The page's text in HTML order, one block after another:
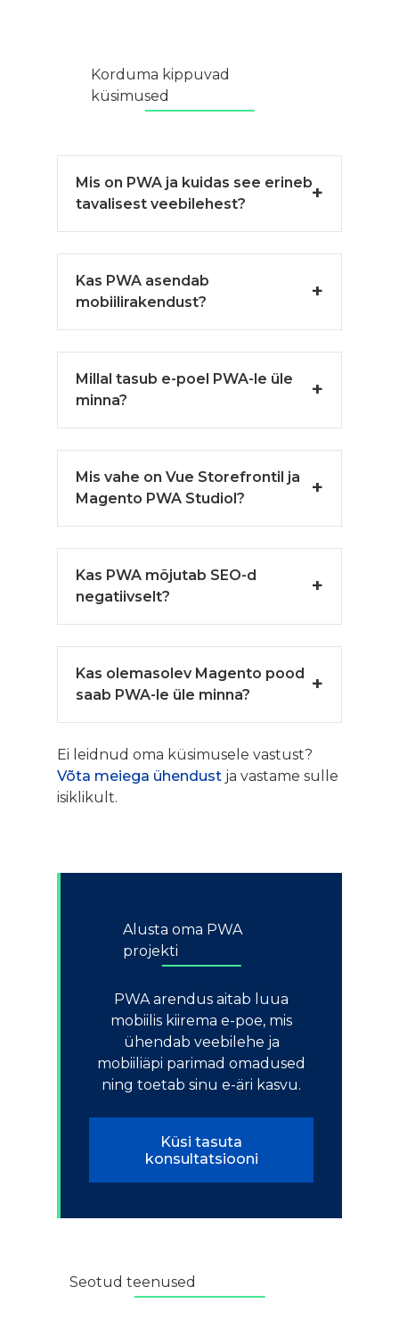
Korduma kippuvad
küsimused
Mis on PWA ja kuidas see erineb
tavalisest veebilehest?
Kas PWA asendab
mobiilirakendust?
Millal tasub e-poel PWA-le üle
minna?
Mis vahe on Vue Storefrontil ja
Magento PWA Studiol?
Kas PWA mõjutab SEO-d
negatiivselt?
Kas olemasolev Magento pood
saab PWA-le üle minna?
Ei leidnud oma küsimusele vastust?
Võta meiega ühendust ja vastame sulle
isiklikult.
Alusta oma PWA
projekti
PWA arendus aitab luua
mobiilis kiirema e-poe, mis
ühendab veebilehe ja
mobiiliäpi parimad omadused
ning toetab sinu e-äri kasvu.
Küsi tasuta
konsultatsiooni
Seotud teenused